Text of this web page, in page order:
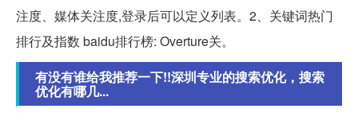
注度、媒体关注度,登录后可以定义列表。2、关键词热门
排行及指数 baidu排行榜: Overture关。
有没有谁给我推荐一下!!深圳专业的搜索优化，搜索
优化有哪几...